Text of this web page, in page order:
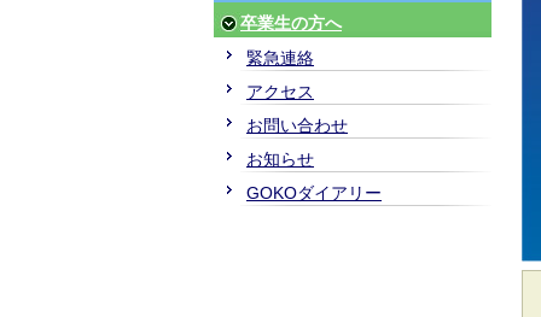
卒業生の方へ
緊急連絡
アクセス
お問い合わせ
お知らせ
GOKOダイアリー